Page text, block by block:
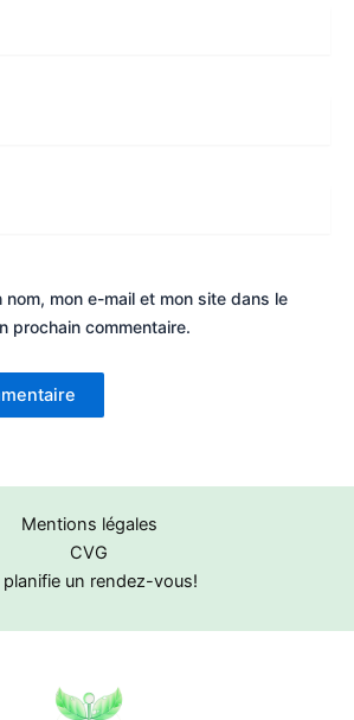
nom, mon e-mail et mon site dans le
prochain commentaire.
Mentions légales
CVG
planifie un rendez-vous!